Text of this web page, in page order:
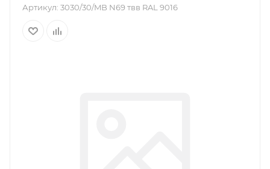
Артикул: 3030/30/MB N69 твв RAL 9016